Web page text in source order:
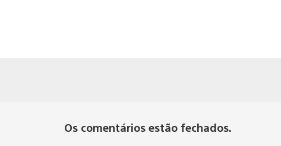
Os comentários estão fechados.